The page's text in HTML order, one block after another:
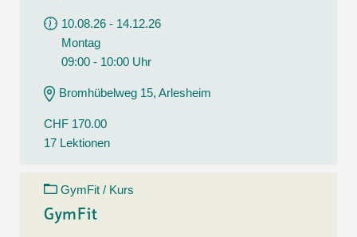
10.08.26 - 14.12.26
Montag
09:00 - 10:00 Uhr
Bromhübelweg 15, Arlesheim
CHF 170.00
17 Lektionen
GymFit / Kurs
GymFit